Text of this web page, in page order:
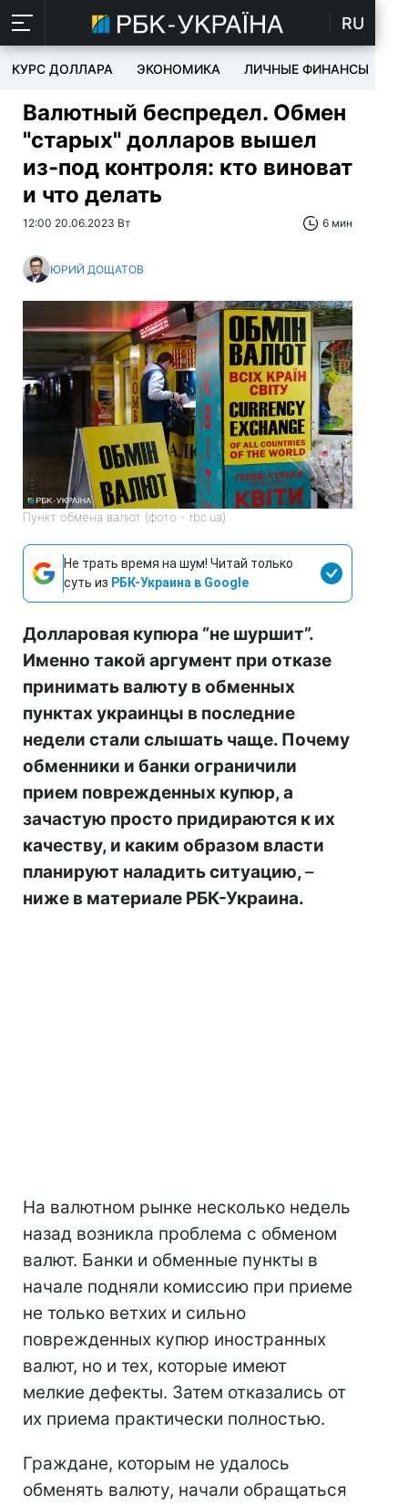
RU
КУРС ДОЛЛАРА ЭКОНОМИКА ЛИЧНЫЕ ФИНАНСЫ
Валютный беспредел. Обмен
"старых" долларов вышел
из-под контроля: кто виноват
и что делать
12:00 20.06.2023 Вт 6 мин
ЮРИЙ ДОЩАТОВ
Пункт обмена валют (фото - rbc.ua)
Не трать время на шум! Читай только
суть из РБК-Украина в Google
Долларовая купюра “не шуршит”.
Именно такой аргумент при отказе
принимать валюту в обменных
пунктах украинцы в последние
недели стали слышать чаще. Почему
обменники и банки ограничили
прием поврежденных купюр, а
зачастую просто придираются к их
качеству, и каким образом власти
планируют наладить ситуацию,–
ниже в материале РБК-Украина.
На валютном рынке несколько недель
назад возникла проблема с обменом
валют. Банки и обменные пункты в
начале подняли комиссию при приеме
не только ветхих и сильно
поврежденных купюр иностранных
валют, но и тех, которые имеют
мелкие дефекты. Затем отказались от
их приема практически полностью.
Граждане, которым не удалось
обменять валюту, начали обращаться